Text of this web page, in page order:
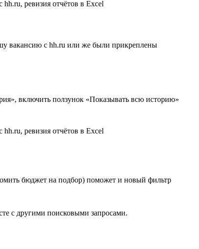
вакансию с hh.ru или же были прикреплены
включить ползунок «Показывать всю историю»
бюджет на подбор) поможет и новый фильтр
с другими поисковыми запросами.